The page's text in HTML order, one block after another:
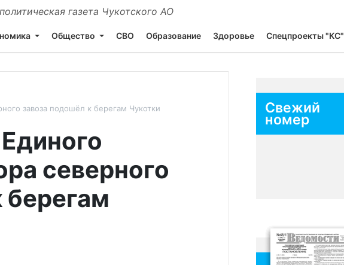
газета Чукотского АО
Общество СВО Образование Здоровье Спецпроекты "КС"
завоза подошёл к берегам Чукотки
северного
берегам
Свежий
номер